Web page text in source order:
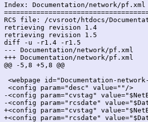
Index: Documentation/network/pf.xml
RCS file: /cvsroot/htdocs/
retrieving revision 1.4
retrieving revision 1.5
diff -u -r1.4 -r1.5
--- Documentation/network/pf.xml	1 Oct 2006 13:03:56 -0000	1.4
+++ Documentation/network/pf.xml	13 Oct 2006 09:26:53 -0000	1.5
@@ -5,8 +5,8 @@
<webpage id="Documentation-
<config param="desc" value=""/>
-<config param="cvstag"
-<config param="rcsdate"
+<config param="cvstag"
+<config param="rcsdate"